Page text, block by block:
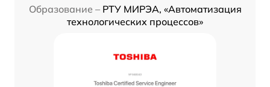
Образование – РТУ МИРЭА, «Автоматизация
технологических процессов»